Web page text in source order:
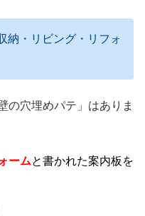
納・リビング・リフォ
の穴埋めパテ」はありま
ームと書かれた案内板を